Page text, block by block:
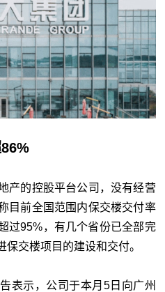
产的控股平台公司，没有经营
目前全国范围内保交楼交付率
过95%，有几个省份已全部完
交楼项目的建设和交付。
表示，公司于本月5日向广州